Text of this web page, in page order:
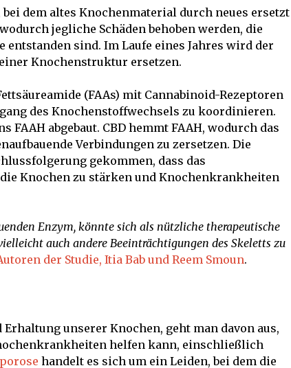
dem altes Knochenmaterial durch neues ersetzt
jegliche Schäden behoben werden, die
sind. Im Laufe eines Jahres wird der
Knochenstruktur ersetzen.
(FAAs) mit Cannabinoid-Rezeptoren
des Knochenstoffwechsels zu koordinieren.
FAAH abgebaut. CBD hemmt FAAH, wodurch das
Verbindungen zu zersetzen. Die
gekommen, dass das
Knochen zu stärken und Knochenkrankheiten
Enzym, könnte sich als nützliche therapeutische
auch andere Beeinträchtigungen des Skeletts zu
der Studie, Itia Bab und Reem Smoun.
unserer Knochen, geht man davon aus,
helfen kann, einschließlich
handelt es sich um ein Leiden, bei dem die